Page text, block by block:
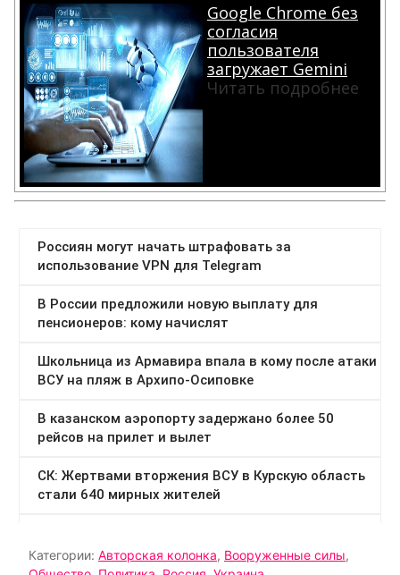
Google Chrome без
согласия
пользователя
загружает Gemini
Читать подробнее
Категории: Авторская колонка, Вооруженные силы,